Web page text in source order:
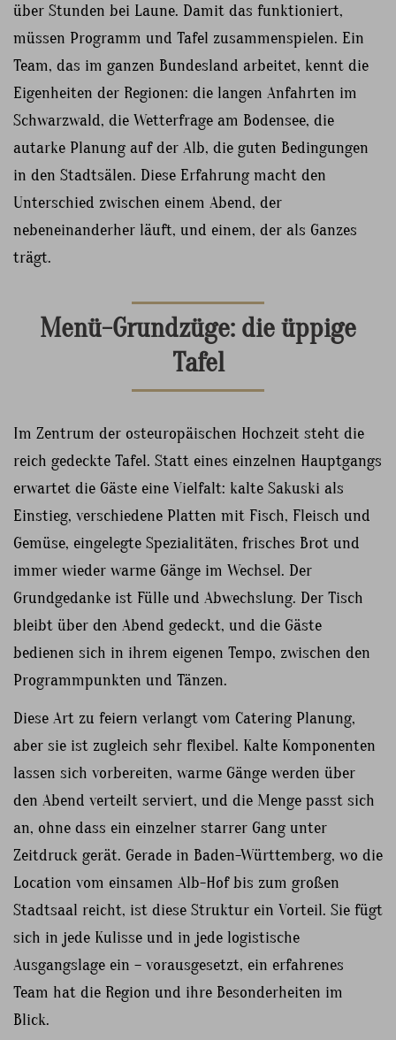
über Stunden bei Laune. Damit das funktioniert,
müssen Programm und Tafel zusammenspielen. Ein
Team, das im ganzen Bundesland arbeitet, kennt die
Eigenheiten der Regionen: die langen Anfahrten im
Schwarzwald, die Wetterfrage am Bodensee, die
autarke Planung auf der Alb, die guten Bedingungen
in den Stadtsälen. Diese Erfahrung macht den
Unterschied zwischen einem Abend, der
nebeneinanderher läuft, und einem, der als Ganzes
trägt.
Menü-Grundzüge: die üppige
Tafel
Im Zentrum der osteuropäischen Hochzeit steht die
reich gedeckte Tafel. Statt eines einzelnen Hauptgangs
erwartet die Gäste eine Vielfalt: kalte Sakuski als
Einstieg, verschiedene Platten mit Fisch, Fleisch und
Gemüse, eingelegte Spezialitäten, frisches Brot und
immer wieder warme Gänge im Wechsel. Der
Grundgedanke ist Fülle und Abwechslung. Der Tisch
bleibt über den Abend gedeckt, und die Gäste
bedienen sich in ihrem eigenen Tempo, zwischen den
Programmpunkten und Tänzen.
Diese Art zu feiern verlangt vom Catering Planung,
aber sie ist zugleich sehr flexibel. Kalte Komponenten
lassen sich vorbereiten, warme Gänge werden über
den Abend verteilt serviert, und die Menge passt sich
an, ohne dass ein einzelner starrer Gang unter
Zeitdruck gerät. Gerade in Baden-Württemberg, wo die
Location vom einsamen Alb-Hof bis zum großen
Stadtsaal reicht, ist diese Struktur ein Vorteil. Sie fügt
sich in jede Kulisse und in jede logistische
Ausgangslage ein – vorausgesetzt, ein erfahrenes
Team hat die Region und ihre Besonderheiten im
Blick.